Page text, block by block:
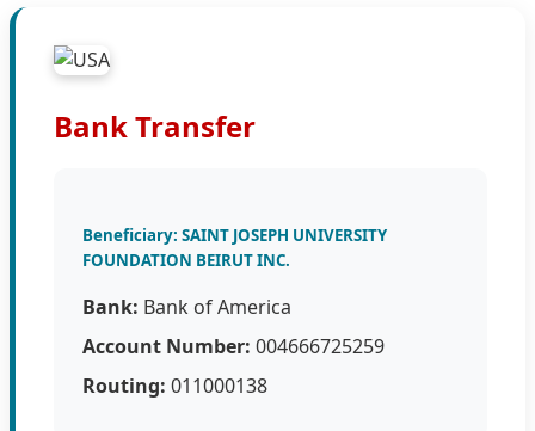
Bank Transfer
Beneficiary: SAINT JOSEPH UNIVERSITY
FOUNDATION BEIRUT INC.
Bank: Bank of America
Account Number: 004666725259
Routing: 011000138